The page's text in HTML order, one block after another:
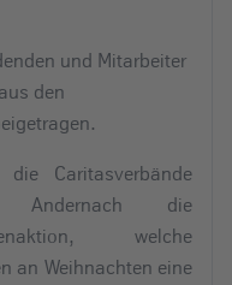
und Mitarbeiter
den
Caritasverbände
Andernach die
welche
an Weihnachten eine